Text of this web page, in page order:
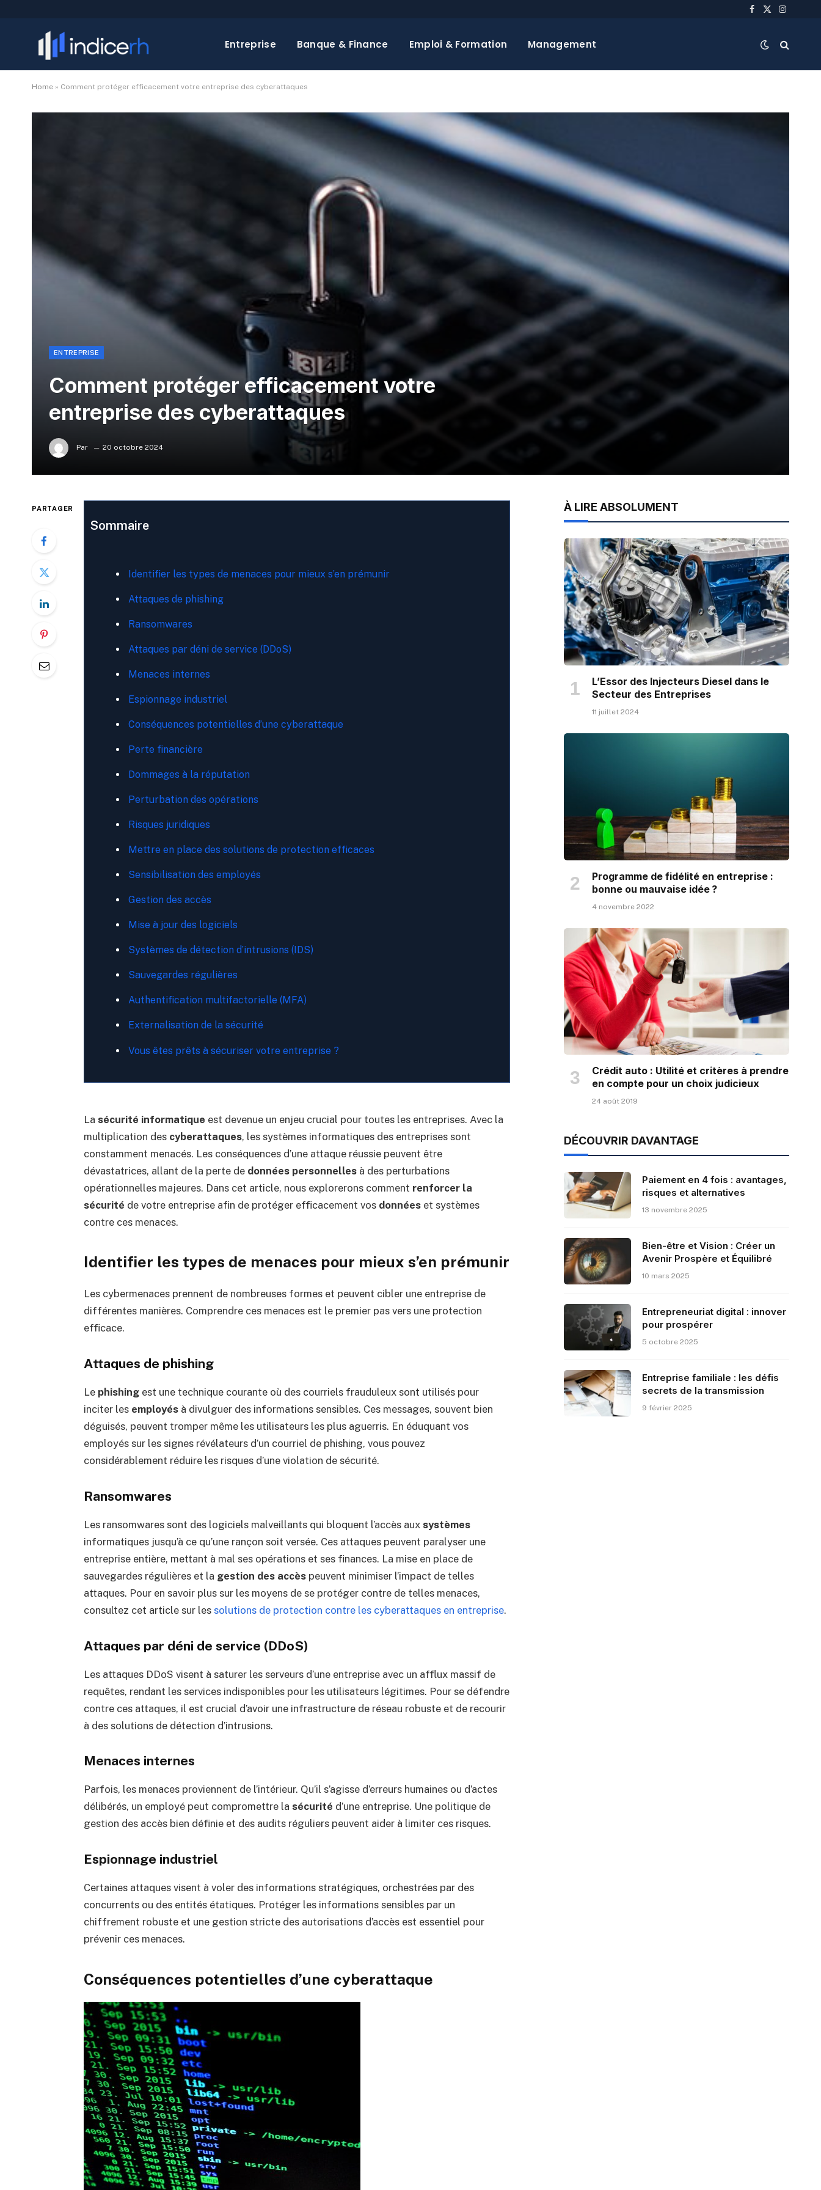
Facebook
X
Entreprise Banque & Finance Emploi & Formation Management
Home » Comment protéger efficacement votre entreprise des cyberattaques
ENTREPRISE
Comment protéger efficacement votre
entreprise des cyberattaques
Par 20 octobre 2024
PARTAGER
Sommaire
Identifier les types de menaces pour mieux s’en prémunir
Attaques de phishing
Ransomwares
Attaques par déni de service (DDoS)
Menaces internes
Espionnage industriel
Conséquences potentielles d’une cyberattaque
Perte financière
Dommages à la réputation
Perturbation des opérations
Risques juridiques
Mettre en place des solutions de protection efficaces
Sensibilisation des employés
Gestion des accès
Mise à jour des logiciels
Systèmes de détection d’intrusions (IDS)
Sauvegardes régulières
Authentification multifactorielle (MFA)
Externalisation de la sécurité
Vous êtes prêts à sécuriser votre entreprise ?
La sécurité informatique est devenue un enjeu crucial pour toutes les entreprises. Avec la
multiplication des cyberattaques, les systèmes informatiques des entreprises sont
constamment menacés. Les conséquences d’une attaque réussie peuvent être
dévastatrices, allant de la perte de données personnellesà des perturbations
opérationnelles majeures. Dans cet article, nous explorerons comment renforcer la
sécurité de votre entreprise afin de protéger efficacement vos donnéeset systèmes
contre ces menaces.
Identifier les types de menaces pour mieux s’en prémunir
Les cybermenaces prennent de nombreuses formes et peuvent cibler une entreprise de
différentes manières. Comprendre ces menaces est le premier pas vers une protection
efficace.
Attaques de phishing
Le phishingest une technique courante où des courriels frauduleux sont utilisés pour
inciter les employésà divulguer des informations sensibles. Ces messages, souvent bien
déguisés, peuvent tromper même les utilisateurs les plus aguerris. En éduquant vos
employés sur les signes révélateurs d’un courriel de phishing, vous pouvez
considérablement réduire les risques d’une violation de sécurité.
Ransomwares
Les ransomwares sont des logiciels malveillants qui bloquent l’accès aux systèmes
informatiques jusqu’à ce qu’une rançon soit versée. Ces attaques peuvent paralyser une
entreprise entière, mettant à mal ses opérations et ses finances. La mise en place de
sauvegardes régulières et la gestion des accèspeuvent minimiser l’impact de telles
attaques. Pour en savoir plus sur les moyens de se protéger contre de telles menaces,
consultez cet article sur les solutions de protection contre les cyberattaques en entreprise.
Attaques par déni de service (DDoS)
Les attaques DDoS visent à saturer les serveurs d’une entreprise avec un afflux massif de
requêtes, rendant les services indisponibles pour les utilisateurs légitimes. Pour se défendre
contre ces attaques, il est crucial d’avoir une infrastructure de réseau robuste et de recourir
à des solutions de détection d’intrusions.
Menaces internes
Parfois, les menaces proviennent de l’intérieur. Qu’il s’agisse d’erreurs humaines ou d’actes
délibérés, un employé peut compromettre la sécurité d’une entreprise. Une politique de
gestion des accès bien définie et des audits réguliers peuvent aider à limiter ces risques.
Espionnage industriel
Certaines attaques visent à voler des informations stratégiques, orchestrées par des
concurrents ou des entités étatiques. Protéger les informations sensibles par un
chiffrement robuste et une gestion stricte des autorisations d’accès est essentiel pour
prévenir ces menaces.
Conséquences potentielles d’une cyberattaque
À LIRE ABSOLUMENT
L’Essor des Injecteurs Diesel dans le
Secteur des Entreprises
11 juillet 2024
Programme de fidélité en entreprise :
bonne ou mauvaise idée ?
4 novembre 2022
Crédit auto : Utilité et critères à prendre
en compte pour un choix judicieux
24 août 2019
DÉCOUVRIR DAVANTAGE
Paiement en 4 fois : avantages,
risques et alternatives
13 novembre 2025
Bien-être et Vision : Créer un
Avenir Prospère et Équilibré
10 mars 2025
Entrepreneuriat digital : innover
pour prospérer
5 octobre 2025
Entreprise familiale : les défis
secrets de la transmission
9 février 2025